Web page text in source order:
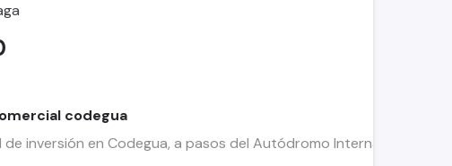
codegua
inversión en Codegua, a pasos del Autódromo Internacional.